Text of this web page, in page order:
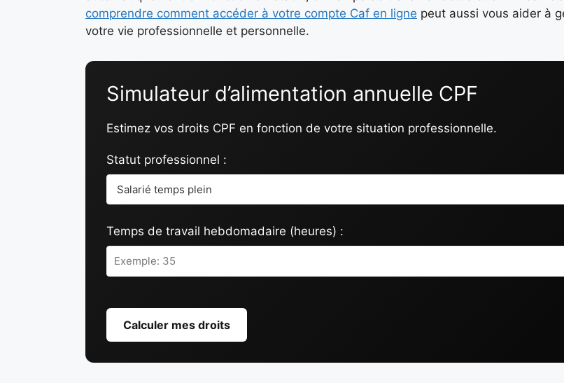
comprendre comment accéder à votre compte Caf en ligne peut aussi vous aider à
votre vie professionnelle et personnelle.
Simulateur d’alimentation annuelle CPF
Estimez vos droits CPF en fonction de votre situation professionnelle.
Statut professionnel :
Temps de travail hebdomadaire (heures) :
Calculer mes droits